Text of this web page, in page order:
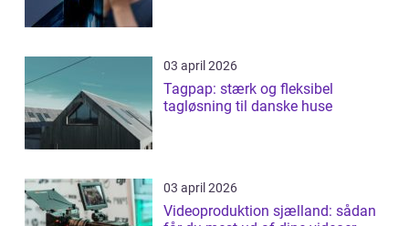
03 april 2026
Tagpap: stærk og fleksibel
tagløsning til danske huse
03 april 2026
Videoproduktion sjælland: sådan